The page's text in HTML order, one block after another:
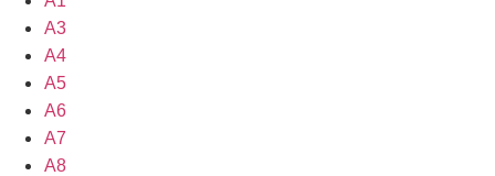
A3
A4
A5
A6
A7
A8